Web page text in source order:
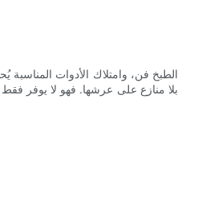
الطبخ فن، وامتلاك الأدوات
بلا منازع على عرشها. فهو لا يوفر